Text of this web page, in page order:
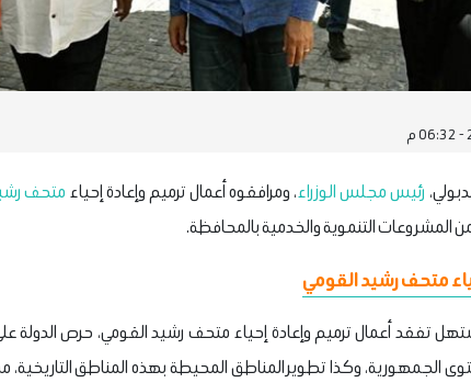
رئيس مجلس الوزراء، ومرافقوه أعمال ترميم وإعادة إحياء متحف
من المشروعات التنموية والخدمية بالمحافظة.
متحف رشيد القومي
تفقد أعمال ترميم وإعادة إحياء متحف رشيد القومي، حرص الدولة
الجمهورية، وكذا تطوير المناطق المحيطة بهذه المناطق